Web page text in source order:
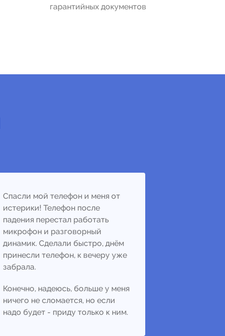
гарантийных документов
Спасли мой телефон и меня от
истерики! Телефон после
падения перестал работать
микрофон и разговорный
динамик. Сделали быстро, днём
принесли телефон, к вечеру уже
забрала.
Конечно, надеюсь, больше у меня
ничего не сломается, но если
надо будет - приду только к ним.